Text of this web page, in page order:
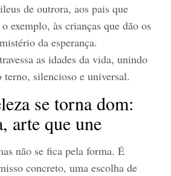
de outrora, aos pais que
exemplo, às crianças que dão os
da esperança.
as idades da vida, unindo
terno, silencioso e universal.
se torna dom:
arte que une
não se fica pela forma. É
concreto, uma escolha de